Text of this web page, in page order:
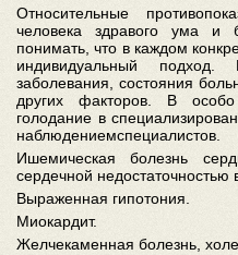
Относительные
человека здравого ума и
понимать, что в каждом
индивидуальный
заболевания, состояния
других факторов. В
голодание в
наблюдениемспециалистов.
Ишемическая болезнь
сердечной недостаточностью
Выраженная гипотония.
Миокардит.
Желчекаменная болезнь,